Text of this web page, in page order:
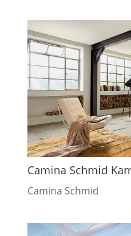
Camina Schmid
Camina Schmid